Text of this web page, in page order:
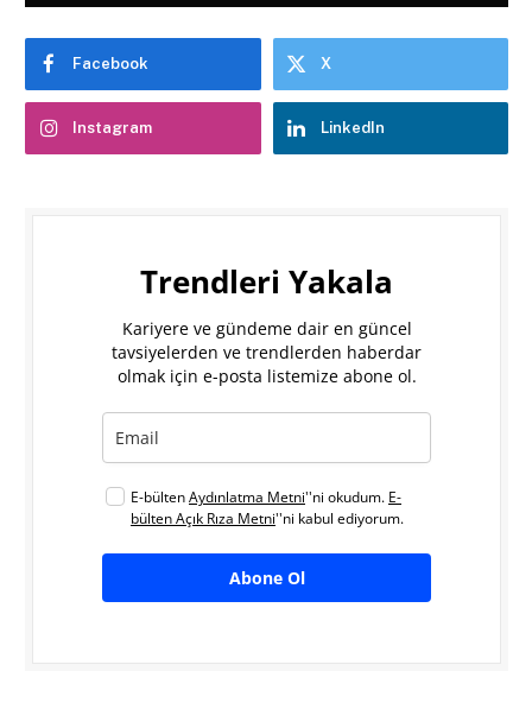
Facebook X
Instagram LinkedIn
Trendleri Yakala
Kariyere ve gündeme dair en güncel
tavsiyelerden ve trendlerden haberdar
olmak için e-posta listemize abone ol.
E-bültenAydınlatma Metni''ni okudum. E-
bülten Açık Rıza Metni''ni kabul ediyorum.
Abone Ol